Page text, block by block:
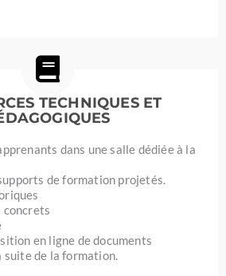
TECHNIQUES ET
dans une salle dédiée à la
de formation projetés.
concrets
en ligne de documents
suite de la formation.